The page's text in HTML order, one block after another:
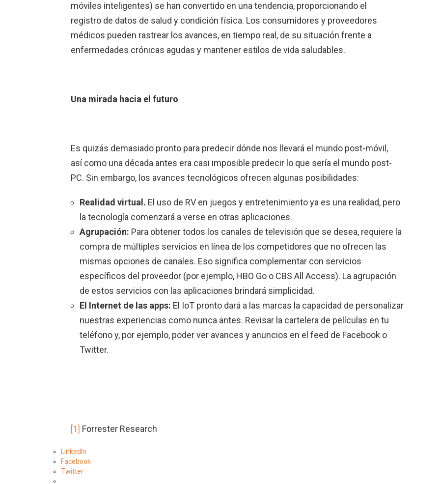
móviles inteligentes) se han convertido en una tendencia, proporcionando el
registro de datos de salud y condición física. Los consumidores y proveedores
médicos pueden rastrear los avances, en tiempo real, de su situación frente a
enfermedades crónicas agudas y mantener estilos de vida saludables.
Una mirada hacia el futuro
Es quizás demasiado pronto para predecir dónde nos llevará el mundo post-móvil,
así como una década antes era casi imposible predecir lo que sería el mundo post-
PC. Sin embargo, los avances tecnológicos ofrecen algunas posibilidades:
Realidad virtual. El uso de RV en juegos y entretenimiento ya es una realidad, pero
la tecnología comenzará a verse en otras aplicaciones.
Agrupación: Para obtener todos los canales de televisión que se desea, requiere la
compra de múltiples servicios en línea de los competidores que no ofrecen las
mismas opciones de canales. Eso significa complementar con servicios
específicos del proveedor (por ejemplo, HBO Go o CBS All Access). La agrupación
de estos servicios con las aplicaciones brindará simplicidad.
El Internet de las apps: El IoT pronto dará a las marcas la capacidad de personalizar
nuestras experiencias como nunca antes. Revisar la cartelera de películas en tu
teléfono y, por ejemplo, poder ver avances y anuncios en el feed de Facebook o
Twitter.
[1] Forrester Research
LinkedIn
Facebook
Twitter